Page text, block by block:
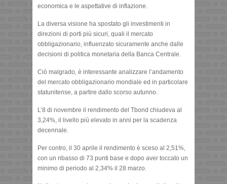
economica e le aspettative di inflazione.
La diversa visione ha spostato gli investimenti in
direzioni di porti più sicuri, quali il mercato
obbligazionario, influenzato sicuramente anche dalle
decisioni di politica monetaria della Banca Centrale.
Ciò malgrado, è interessante analizzare l’andamento
del mercato obbligazionario mondiale ed in particolare
statunitense, a partire dallo scorso autunno.
L’8 di novembre il rendimento del Tbond chiudeva al
3,24%, il livello più elevato in anni per la scadenza
decennale.
Per contro, il 30 aprile il rendimento è sceso al 2,51%,
con un ribasso di 73 punti base e dopo aver toccato un
minimo di periodo al 2,34% il 28 marzo.